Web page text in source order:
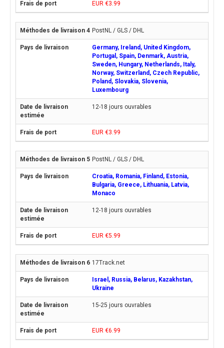
EUR €3.99
PostNL / GLS / DHL
Germany, Ireland, United Kingdom,
Portugal, Spain, Denmark, Austria,
Sweden, Hungary, Netherlands, Italy,
Norway, Switzerland, Czech Republic,
Poland, Slovakia, Slovenia,
Luxembourg
12-18 jours ouvrables
EUR €3.99
PostNL / GLS / DHL
Croatia, Romania, Finland, Estonia,
Bulgaria, Greece, Lithuania, Latvia,
Monaco
12-18 jours ouvrables
EUR €5.99
17Track.net
Israel, Russia, Belarus, Kazakhstan,
Ukraine
15-25 jours ouvrables
EUR €6.99